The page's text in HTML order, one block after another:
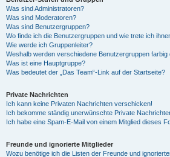
Was sind Administratoren?
Was sind Moderatoren?
Was sind Benutzergruppen?
Wo finde ich die Benutzergruppen und wie trete ich
Wie werde ich Gruppenleiter?
Weshalb werden verschiedene Benutzergruppen farbig
Was ist eine Hauptgruppe?
Was bedeutet der „Das Team“-Link auf der Startseite?
Private Nachrichten
Ich kann keine Privaten Nachrichten verschicken!
Ich bekomme ständig unerwünschte Private
Ich habe eine Spam-E-Mail von einem Mitglied dieses
Freunde und ignorierte Mitglieder
Wozu benötige ich die Listen der Freunde und